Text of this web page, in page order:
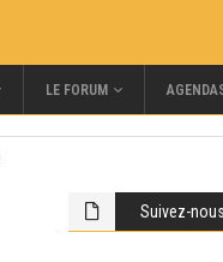
LE FORUM
Suivez-